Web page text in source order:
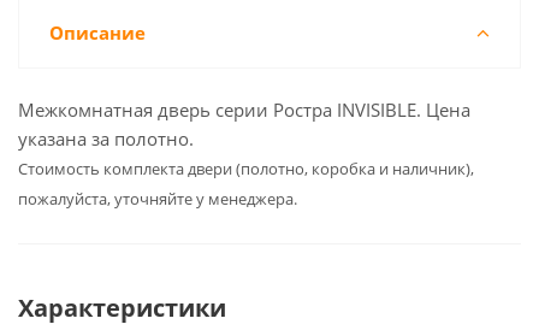
Описание
Межкомнатная дверь серии Ростра INVISIBLE. Цена
указана за полотно.
Cтоимость комплекта двери (полотно, коробка и наличник),
пожалуйста, уточняйте у менеджера.
Характеристики